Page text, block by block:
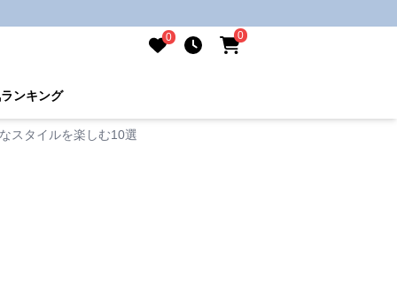
0 0
ンキング
スタイルを楽しむ10選